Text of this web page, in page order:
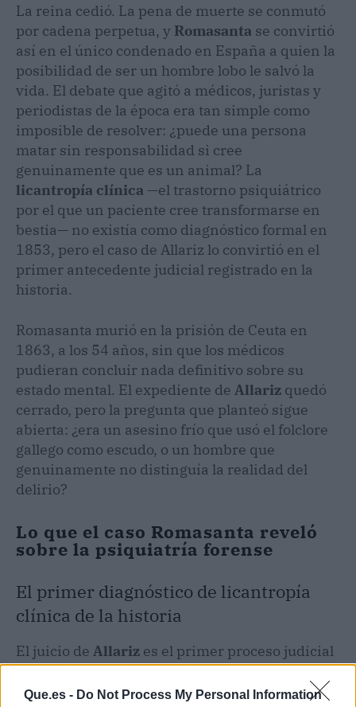
Que.es - Do Not Process My Personal Information
La reina cedió. La pena de muerte se conmutó
por cadena perpetua, y Romasanta se convirtió
así en el único condenado en España a quien la
posibilidad de ser un hombre lobo le salvó la
vida. El debate que agitó a médicos, juristas y
periodistas de la época era tan simple como
imposible de resolver: ¿puede una persona
matar sin responsabilidad si cree
genuinamente que es un animal? La
licantropía clínica —el trastorno psiquiátrico
por el que un paciente cree transformarse en
bestia— no existía como diagnóstico formal en
1853, pero el caso de Allariz lo convirtió en el
primer antecedente judicial registrado en la
historia.
Romasanta murió en la prisión de Ceuta en
1863, a los 54 años, sin que los médicos
pudieran concluir nada definitivo sobre su
estado mental. El expediente de Allariz quedó
cerrado, pero la pregunta que planteó sigue
abierta: ¿era un asesino frío que usó el folclore
gallego como escudo, o un hombre que
genuinamente no distinguía la realidad del
delirio?
Lo que el caso Romasanta reveló
sobre la psiquiatría forense
El primer diagnóstico de licantropía
clínica de la historia
El juicio de Allariz es el primer proceso judicial
del que se tiene constancia donde se debatió
formalmente si un acusado podía ser